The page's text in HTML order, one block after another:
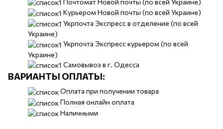
Курьером Новой почты (по всей Украине)
Укрпочта Экспресс в отделение (по всей
Украине)
Укрпочта Экспресс курьером (по всей
Украине)
Самовывоз в г. Одесса
ВАРИАНТЫ ОПЛАТЫ:
Оплата при получении товара
Полная онлайн оплата
Наличными